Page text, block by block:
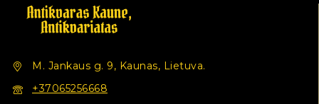
M. Jankaus g. 9, Kaunas, Lietuva.
+37065256668